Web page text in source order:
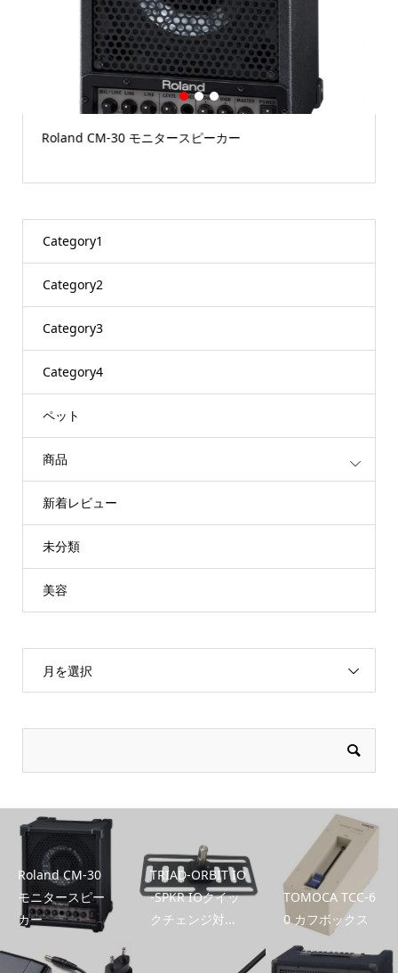
Roland CM-30 モニタースピーカー
1 2 3
Category1
Category2
Category3
Category4
ペット
商品
新着レビュー
未分類
美容
月を選択
Roland CM-30
モニタースピー
カー
TRIAD-ORBIT IO
-SPKR IOクイッ
クチェンジ対...
TOMOCA TCC-6
0 カフボックス